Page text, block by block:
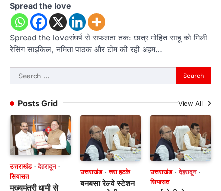
Spread the love
Spread the loveसंघर्ष से सफलता तक: छात्र मोहित साहू को मिली
रेसिंग साइकिल, नमिता पाठक और टीम की रही अहम…
Search
for:
Posts Grid
View All
उत्तराखंड
देहरादून
सियासत
मुख्यमंत्री धामी से
उत्तराखंड जरा हटके
बनबसा रेलवे स्टेशन
उत्तराखंड
देहरादून
सियासत